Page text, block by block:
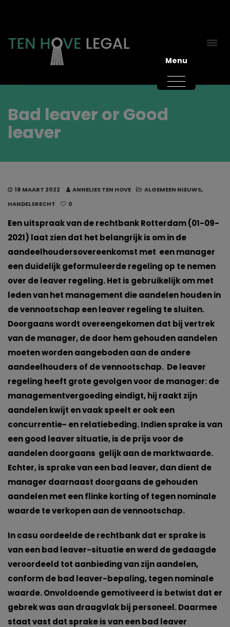
Bad leaver or Good
leaver
18 MAART 2022 ANNELIES TEN HOVE ALGEMEEN NIEUWS,
HANDELSRECHT
0
Een uitspraak van de rechtbank Rotterdam (01-09-
2021) laat zien dat het belangrijk is om in de
aandeelhoudersovereenkomst met een manager
een duidelijk geformuleerde regeling op te nemen
over de leaver regeling. Het is gebruikelijk om met
leden van het management die aandelen houden in
de vennootschap een leaver regeling te sluiten.
Doorgaans wordt overeengekomen dat bij vertrek
van de manager, de door hem gehouden aandelen
moeten worden aangeboden aan de andere
aandeelhouders of de vennootschap. De leaver
regeling heeft grote gevolgen voor de manager: de
managementvergoeding eindigt, hij raakt zijn
aandelen kwijt en vaak speelt er ook een
concurrentie- en relatiebeding. Indien sprake is van
een good leaver situatie, is de prijs voor de
aandelen doorgaans gelijk aan de marktwaarde.
Echter, is sprake van een bad leaver, dan dient de
manager daarnaast doorgaans de gehouden
aandelen met een flinke korting of tegen nominale
waarde te verkopen aan de vennootschap.
In casu oordeelde de rechtbank dat er sprake is
van een bad leaver-situatie en werd de gedaagde
veroordeeld tot aanbieding van zijn aandelen,
conform de bad leaver-bepaling, tegen nominale
waarde. Onvoldoende gemotiveerd is betwist dat er
gebrek was aan draagvlak bij personeel. Daarmee
staat vast dat sprake is van een bad leaver
Menu